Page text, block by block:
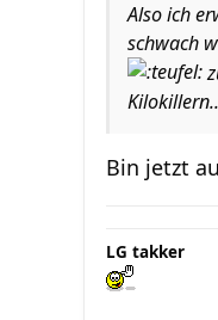
Also ich
schwach
Kilokillern..
Bin jetzt
LG takker